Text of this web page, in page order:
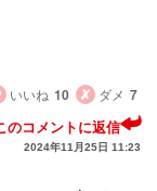
いいね 10 ダメ 7
のコメントに返信
2024年11月25日 11:23